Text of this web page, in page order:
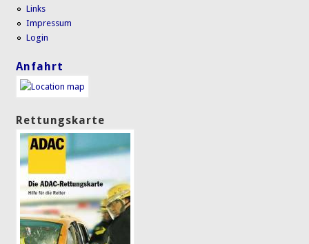
Links
Impressum
Login
Anfahrt
Rettungskarte